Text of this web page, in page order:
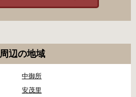
周辺の地域
中御所
安茂里